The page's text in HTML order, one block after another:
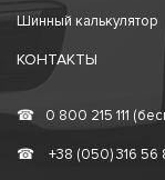
Шинный калькулятор
КОНТАКТЫ
☎ 0 800 215 111
☎ +38 (050) 316 56